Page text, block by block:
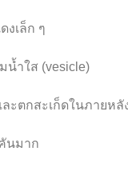
งเล็ก ๆ
น้ำใส (vesicle)
ะตกสะเก็ดในภายหลั
นมาก